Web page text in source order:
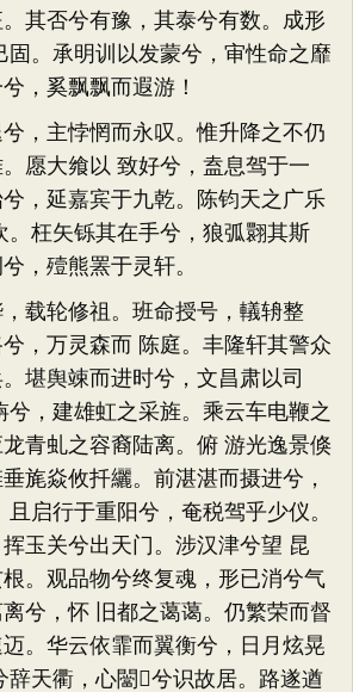
其否兮有豫，其泰兮有数。成形
固。承明训以发蒙兮，审性命之靡
，奚飘飘而遐游！
主悖惘而永叹。惟升降之不仍
愿大飨以 致好兮，盍息驾于一
，延嘉宾于九乾。陈钧天之广乐
。枉矢铄其在手兮，狼弧翾其斯
，殪熊罴于灵轩。
轮修祖。班命授号，轙辀整
，万灵森而 陈庭。丰隆轩其警众
堪舆竦而进时兮，文昌肃以司
兮，建雄虹之采旌。乘云车电鞭之
青虬之容裔陆离。俯 游光逸景倏
旄焱攸扦纚。前湛湛而摄进兮，
启行于重阳兮，奄税驾乎少仪。
玉关兮出天门。涉汉津兮望 昆
。观品物兮终复魂，形已消兮气
兮，怀 旧都之蔼蔼。仍繁荣而督
。华云依霏而翼衡兮，日月炫晃
辞天衢，心闣兮识故居。路遂遒